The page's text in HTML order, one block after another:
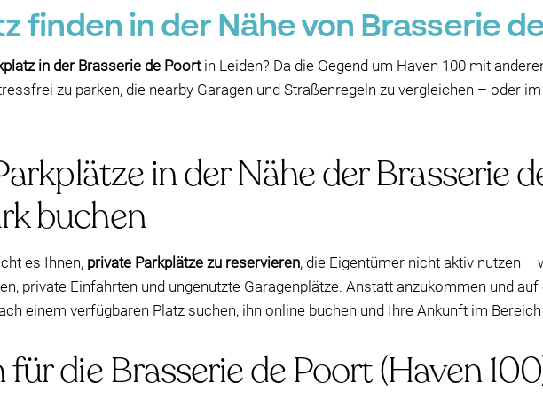
finden in der Nähe von Brasserie
in der Brasserie de Poortin Leiden? Da die Gegend um Haven 100 mit
zu parken, die nearby Garagen und Straßenregeln zu vergleichen – oder
in der Nähe der Brasserie
buchen
es Ihnen, private Parkplätze zu reservieren, die Eigentümer nicht aktiv nutzen –
private Einfahrten und ungenutzte Garagenplätze. Anstatt anzukommen und
einem verfügbaren Platz suchen, ihn online buchen und Ihre Ankunft im
die Brasserie de Poort (Haven